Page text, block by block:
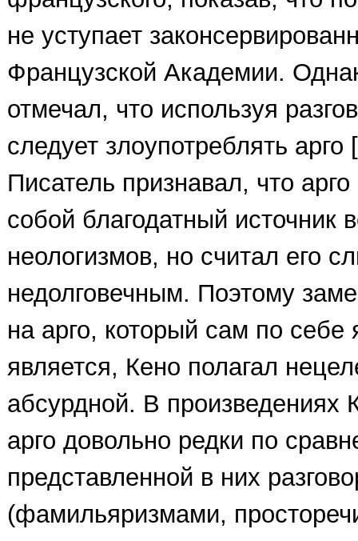
не уступает
Французской Академии.
отмечал, что используя
следует злоупотреблять
Писатель признавал, что
собой благодатный источник
неологизмов, но считал его
недолговечным. Поэтому
на арго, который сам по себе
является, Кено полагал
абсурдной. В произведениях
арго довольно редки по
представленной в них
(фамильяризмами,